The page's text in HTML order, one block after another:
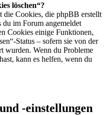
löschen“?
die Cookies, die phpBB erstellt
du im Forum angemeldet
Cookies einige Funktionen,
Status – sofern sie von der
wurden. Wenn du Probleme
kann es helfen, wenn du
-einstellungen